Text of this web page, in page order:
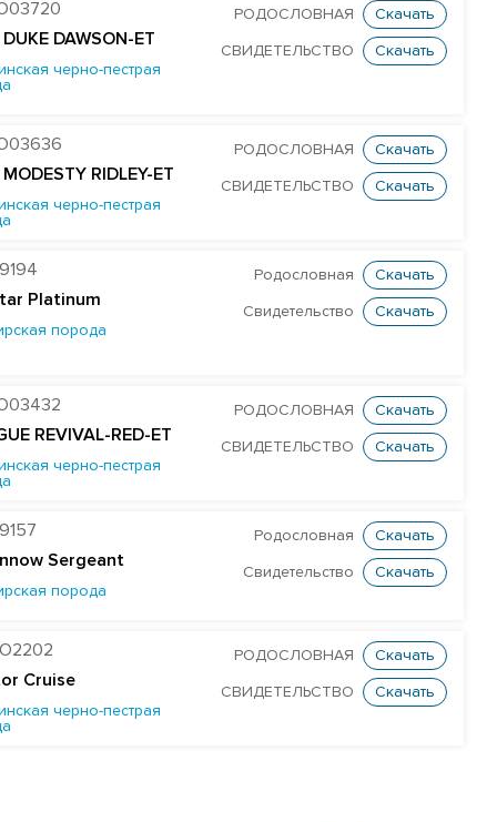
DUKE DAWSON-ET
черно-пестрая
РОДОСЛОВНАЯ Скачать
СВИДЕТЕЛЬСТВО Скачать
MODESTY RIDLEY-ET
черно-пестрая
РОДОСЛОВНАЯ Скачать
СВИДЕТЕЛЬСТВО Скачать
Platinum
порода
Родословная Скачать
Свидетельство Скачать
REVIVAL-RED-ET
черно-пестрая
РОДОСЛОВНАЯ Скачать
СВИДЕТЕЛЬСТВО Скачать
Sergeant
порода
Родословная Скачать
Свидетельство Скачать
Cruise
черно-пестрая
РОДОСЛОВНАЯ Скачать
СВИДЕТЕЛЬСТВО Скачать